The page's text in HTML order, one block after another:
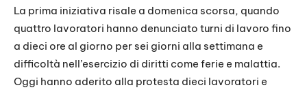
La prima iniziativa risale a domenica scorsa, quando
quattro lavoratori hanno denunciato turni di lavoro fino
a dieci ore al giorno per sei giorni alla settimana e
difficoltà nell’esercizio di diritti come ferie e malattia.
Oggi hanno aderito alla protesta dieci lavoratori e